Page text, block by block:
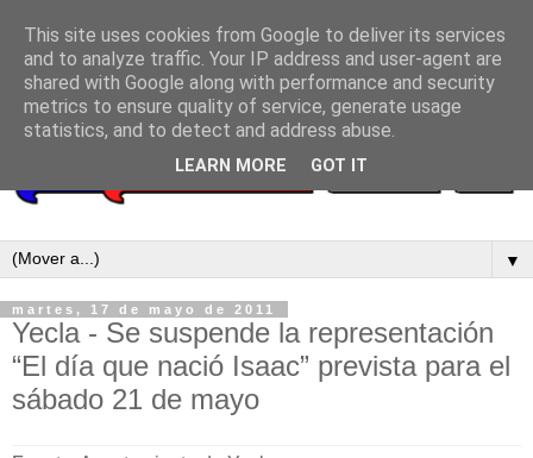
▼
martes, 17 de mayo de 2011
Yecla - Se suspende la representación
“El día que nació Isaac” prevista para el
sábado 21 de mayo
This site uses cookies from Google to deliver its services
and to analyze traffic. Your IP address and user-agent are
shared with Google along with performance and security
metrics to ensure quality of service, generate usage
statistics, and to detect and address abuse.
LEARN MORE GOT IT